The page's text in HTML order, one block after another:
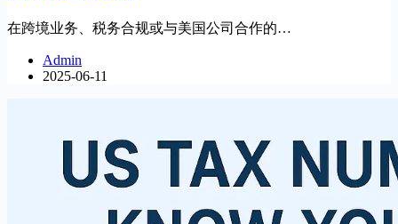
在跨境业务、税务合规或与美国公司合作的…
Admin
2025-06-11